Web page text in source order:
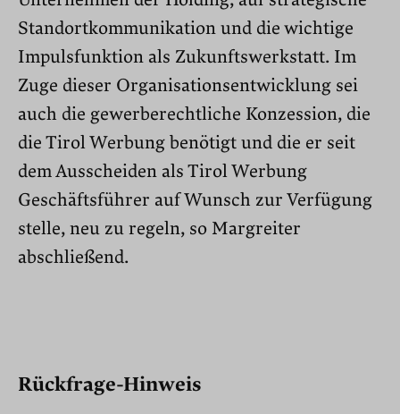
Standortkommunikation und die wichtige
Impulsfunktion als Zukunftswerkstatt. Im
Zuge dieser Organisationsentwicklung sei
auch die gewerberechtliche Konzession, die
die Tirol Werbung benötigt und die er seit
dem Ausscheiden als Tirol Werbung
Geschäftsführer auf Wunsch zur Verfügung
stelle, neu zu regeln, so Margreiter
abschließend.
Rückfrage-Hinweis